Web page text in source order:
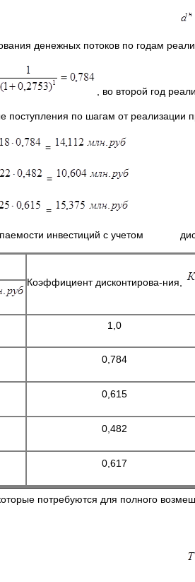
денежных потоков по годам
, во второй год
по шагам от реализации
=
=
=
инвестиций с учетом
Коэффициент дисконтирова-ния,
1,0
0,784
0,615
0,482
0,617
потребуются для полного